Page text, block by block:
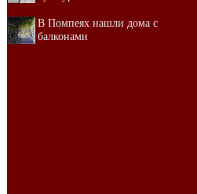
В Помпеях нашли дома с
балконами